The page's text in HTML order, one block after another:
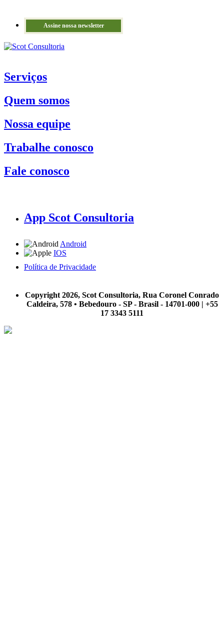
Assine nossa newsletter
Serviços
Quem somos
Nossa equipe
Trabalhe conosco
Fale conosco
App Scot Consultoria
Android
IOS
Política de Privacidade
Copyright 2026, Scot Consultoria, Rua Coronel Conrado
Caldeira, 578 • Bebedouro - SP - Brasil - 14701-000 | +55
17 3343 5111